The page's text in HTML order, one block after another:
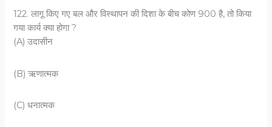
122. लागू किए गए बल और विस्‍थापन की दिशा के बीच कोण 900 है, तो किया
गया कार्य क्‍या होगा ?
(A) उदासीन
(B) ऋणात्‍मक
(C) धनात्‍मक